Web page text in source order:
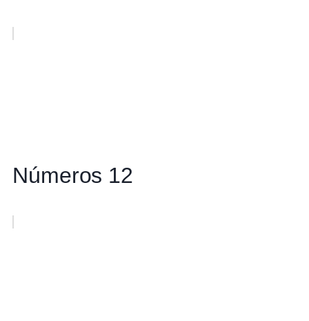
Números 12